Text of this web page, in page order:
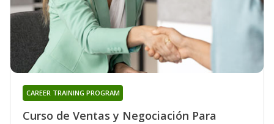
Curso de Ventas y Negociación Para
CAREER TRAINING PROGRAM